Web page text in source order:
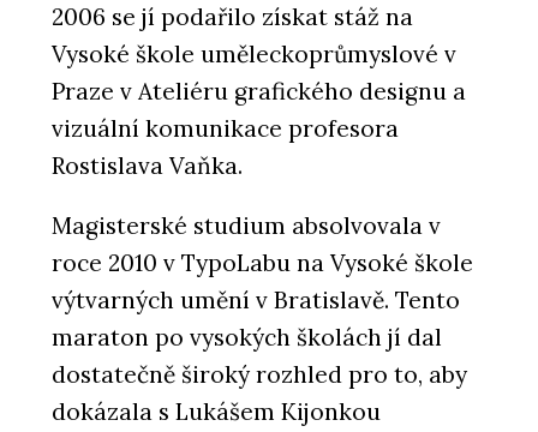
2006 se jí podařilo získat stáž na
Vysoké škole uměleckoprůmyslové v
Praze v Ateliéru grafického designu a
vizuální komunikace profesora
Rostislava Vaňka.
Magisterské studium absolvovala v
roce 2010 v TypoLabu na Vysoké škole
výtvarných umění v Bratislavě. Tento
maraton po vysokých školách jí dal
dostatečně široký rozhled pro to, aby
dokázala s Lukášem Kijonkou